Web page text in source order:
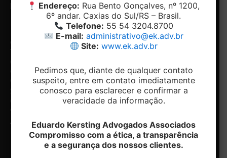
ENDEREÇO
Gonçalves,
1200, 5º e
6º andar -
Centro.
Caxias do
Sul/RS
CEP:
95020-412
Acessar
Mapa
CONTATO
Telefone:
+ 55 54-
3204.8700
Email:
NAVEGAÇÃO
Home
Conheça
o
Escritório
diferenciais
Especialidades
Notícias
Contato
o DPO
REDES
SOCIAIS
Facebook
Endereço: Rua Bento Gonçalves, nº 1200,
6º andar. Caxias do Sul/RS – Brasil.
Telefone: 55 54 3204.8700
E-mail: administrativo@ek.adv.br
Site: www.ek.adv.br
Pedimos que, diante de qualquer contato
suspeito, entre em contato imediatamente
conosco para esclarecer e confirmar a
veracidade da informação.
Eduardo Kersting Advogados Associados
Compromisso com a ética, a transparência
e a segurança dos nossos clientes.